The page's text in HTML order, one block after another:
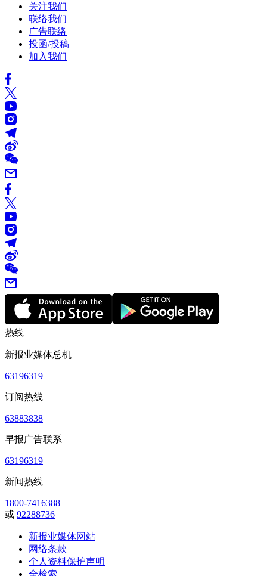
关注我们
联络我们
广告联络
投函/投稿
加入我们
热线
新报业媒体总机
63196319
订阅热线
63883838
早报广告联系
63196319
新闻热线
1800-7416388
或 92288736
新报业媒体网站
网络条款
个人资料保护声明
全检索